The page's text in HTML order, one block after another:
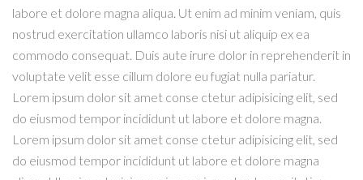
labore et dolore magna aliqua. Ut enim ad minim veniam, quis
nostrud exercitation ullamco laboris nisi ut aliquip ex ea
commodo consequat. Duis aute irure dolor in reprehenderit in
voluptate velit esse cillum dolore eu fugiat nulla pariatur.
Lorem ipsum dolor sit amet conse ctetur adipisicing elit, sed
do eiusmod tempor incididunt ut labore et dolore magna.
Lorem ipsum dolor sit amet conse ctetur adipisicing elit, sed
do eiusmod tempor incididunt ut labore et dolore magna